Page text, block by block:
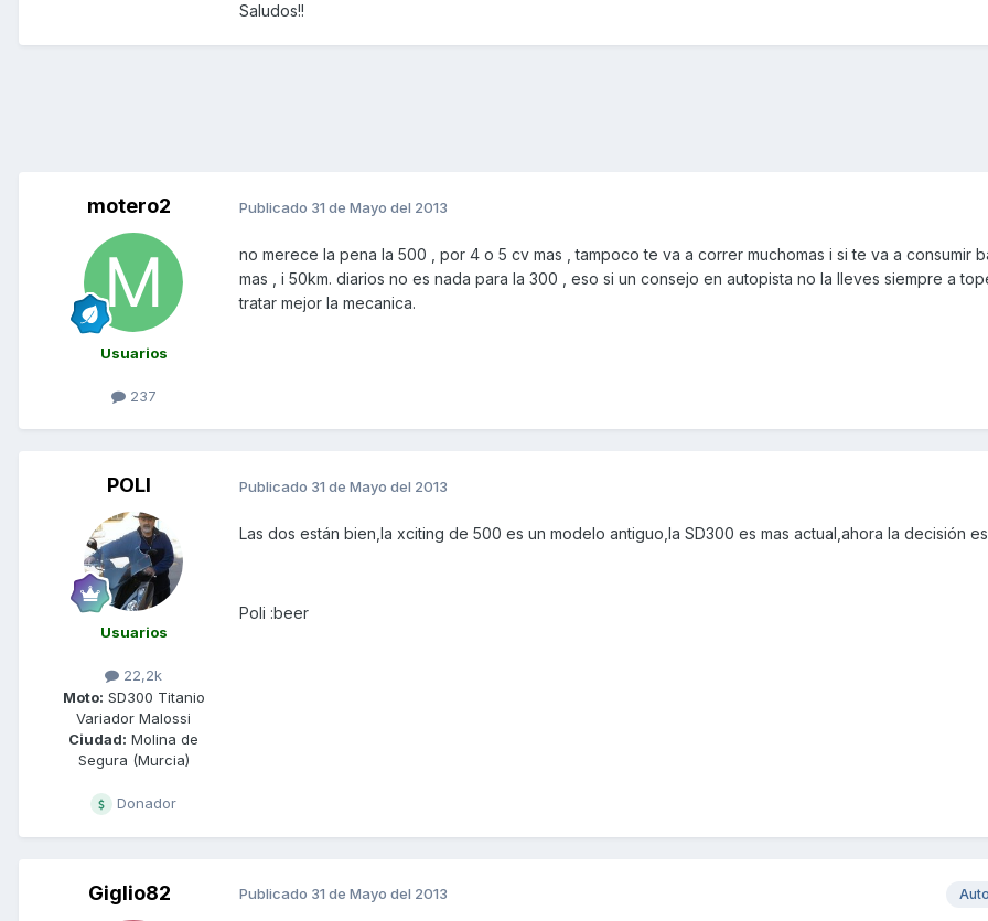
Saludos!!
motero2
Usuarios
237
Publicado 31 de Mayo del 2013
no merece la pena la 500 , por 4 o 5 cv mas , tampoco te va a correr muchomas i si te va a consumir
mas , i 50km. diarios no es nada para la 300 , eso si un consejo en autopista no la lleves siempre a
tratar mejor la mecanica.
POLI
Usuarios
22,2k
Moto: SD300 Titanio
Variador Malossi
Ciudad: Molina de
Segura (Murcia)
Donador
Publicado 31 de Mayo del 2013
Las dos están bien,la xciting de 500 es un modelo antiguo,la SD300 es mas actual,ahora la decisión
Poli :beer
Giglio82 Publicado 31 de Mayo del 2013